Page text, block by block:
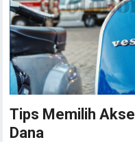
Tips Memilih
Dana